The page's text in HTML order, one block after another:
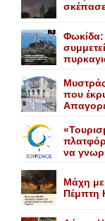
Φωκίδα:
που
να
Mάχη με
Πέμπτη